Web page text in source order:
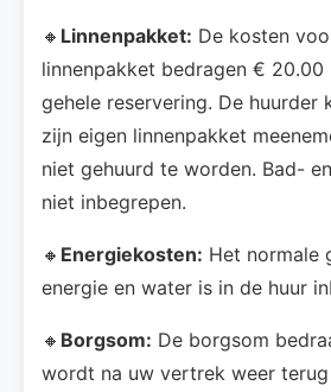
🔸 Linnenpakket: De kosten
linnenpakket bedragen €
gehele reservering. De huurder
zijn eigen linnenpakket
niet gehuurd te worden. Bad-
niet inbegrepen.
🔸 Energiekosten: Het normale
energie en water is in de huur
🔸 Borgsom: De borgsom
wordt na uw vertrek weer